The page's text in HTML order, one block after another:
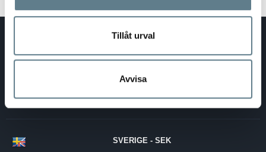
Tillåt urval
Avvisa
E-post: info@dalolinden.se
Telefon: 0370-69 55 30
Org.nr: 556526-6599
SVERIGE - SEK